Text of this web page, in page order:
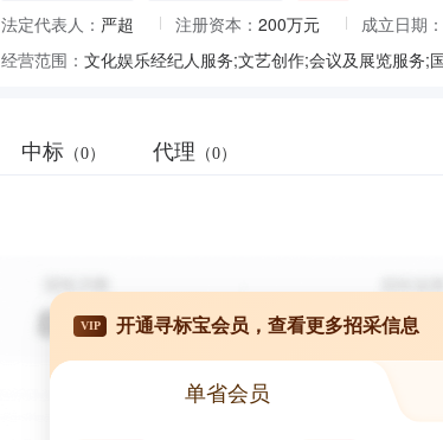
法定代表人： 严超 注册资本： 200万元 成立日期：
经营范围：
中标 （0） 代理 （0）
VIP 开通寻标宝会员，查看更多招采信息
单省会员